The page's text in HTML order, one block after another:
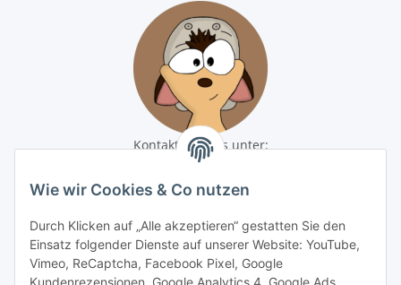
Wie wir Cookies & Co nutzen
Durch Klicken auf „Alle akzeptieren“ gestatten Sie den
Einsatz folgender Dienste auf unserer Website: YouTube,
Vimeo, ReCaptcha, Facebook Pixel, Google
Kontaktiere uns unter:
shop@baunativ.de
+49 3435 66699899
Gesetzliche Informationen